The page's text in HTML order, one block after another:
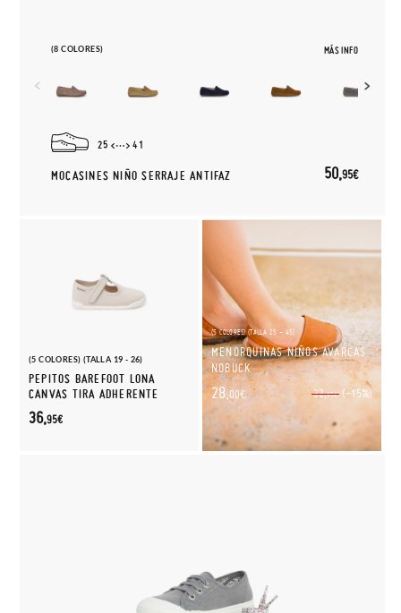
(8 COLORES) MÁS INFO
25 41
MOCASINES NIÑO SERRAJE ANTIFAZ 50,95€
(5 COLORES) (TALLA 19 - 26)
PEPITOS BAREFOOT LONA
CANVAS TIRA ADHERENTE
36,95€
(5 COLORES) (TALLA 25 - 45)
MENORQUINAS NIÑOS AVARCAS
NOBUCK
32,95€ (-15%)
28,00€